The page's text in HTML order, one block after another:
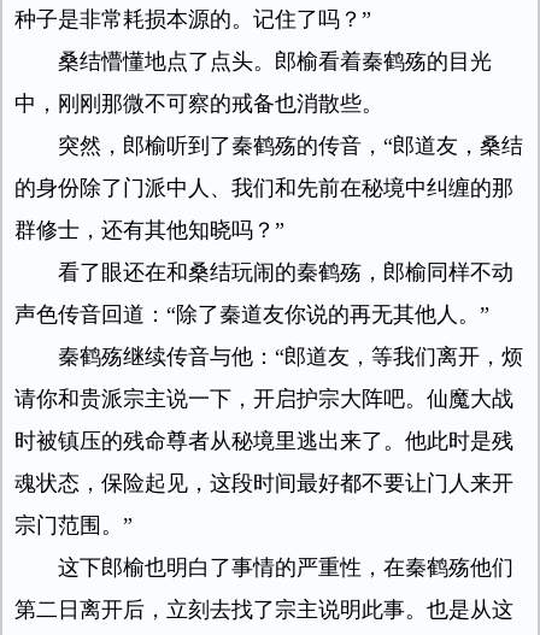
种子是非常耗损本源的。记住了吗？”
桑结懵懂地点了点头。郎榆看着秦鹤殇的目光
中，刚刚那微不可察的戒备也消散些。
突然，郎榆听到了秦鹤殇的传音，“郎道友，桑结
的身份除了门派中人、我们和先前在秘境中纠缠的那
群修士，还有其他知晓吗？”
看了眼还在和桑结玩闹的秦鹤殇，郎榆同样不动
声色传音回道：“除了秦道友你说的再无其他人。”
秦鹤殇继续传音与他：“郎道友，等我们离开，烦
请你和贵派宗主说一下，开启护宗大阵吧。仙魔大战
时被镇压的残命尊者从秘境里逃出来了。他此时是残
魂状态，保险起见，这段时间最好都不要让门人来开
宗门范围。”
这下郎榆也明白了事情的严重性，在秦鹤殇他们
第二日离开后，立刻去找了宗主说明此事。也是从这